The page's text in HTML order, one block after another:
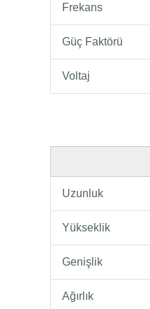
Frekans
Güç Faktörü
Voltaj
Uzunluk
Yükseklik
Genişlik
Ağırlık